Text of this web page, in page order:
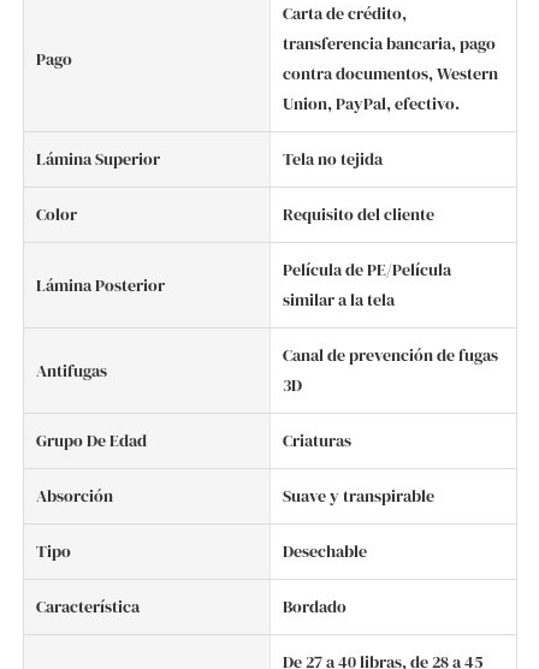
Pago
Carta de crédito,
transferencia bancaria, pago
contra documentos, Western
Union, PayPal, efectivo.
Lámina Superior Tela no tejida
Color Requisito del cliente
Lámina Posterior
Película de PE/Película
similar a la tela
Antifugas
Canal de prevención de fugas
3D
Grupo De Edad Criaturas
Absorción Suave y transpirable
Tipo Desechable
Característica Bordado
De 27 a 40 libras, de 28 a 45